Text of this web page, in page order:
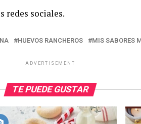
redes sociales.
HUEVOS RANCHEROS MIS SABORES
ADVERTISEMENT
TE PUEDE GUSTAR